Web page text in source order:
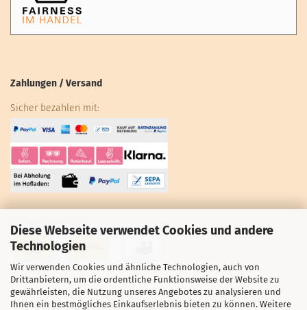
Diese Webseite verwendet Cookies und andere
Technologien
Wir verwenden Cookies und ähnliche Technologien, auch von
Drittanbietern, um die ordentliche Funktionsweise der Website zu
gewährleisten, die Nutzung unseres Angebotes zu analysieren und
Ihnen ein bestmögliches Einkaufserlebnis bieten zu können. Weitere
Zahlungen / Versand
Sicher bezahlen mit: